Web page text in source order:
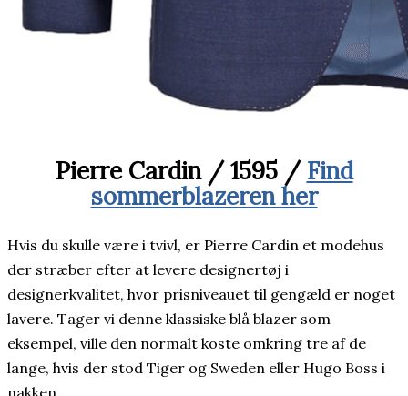
Pierre Cardin / 1595 / Find
sommerblazeren her
Hvis du skulle være i tvivl, er Pierre Cardin et modehus
der stræber efter at levere designertøj i
designerkvalitet, hvor prisniveauet til gengæld er noget
lavere. Tager vi denne klassiske blå blazer som
eksempel, ville den normalt koste omkring tre af de
lange, hvis der stod Tiger og Sweden eller Hugo Boss i
nakken.